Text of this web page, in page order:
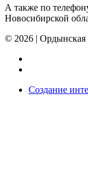
А также по
Новосибирской
© 2026 | Ордынская
Создание